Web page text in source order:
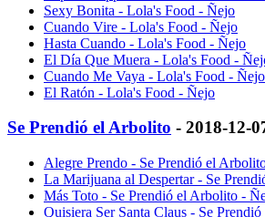
Sexy Bonita - Lola's Food - Ñejo
Cuando Vire - Lola's Food - Ñejo
Hasta Cuando - Lola's Food - Ñejo
El Día Que Muera - Lola's Food -
Cuando Me Vaya - Lola's Food - Ñejo
El Ratón - Lola's Food - Ñejo
Se Prendió el Arbolito - 2018-12-
Alegre Prendo - Se Prendió el
La Marijuana al Despertar - Se
Más Toto - Se Prendió el Arbolito -
Quisiera Ser Santa Claus - Se